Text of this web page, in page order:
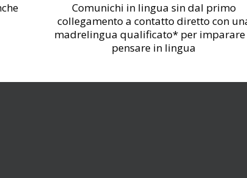
Comunichi in lingua sin dal primo
collegamento a contatto diretto con
madrelingua qualificato* per imparare
pensare in lingua